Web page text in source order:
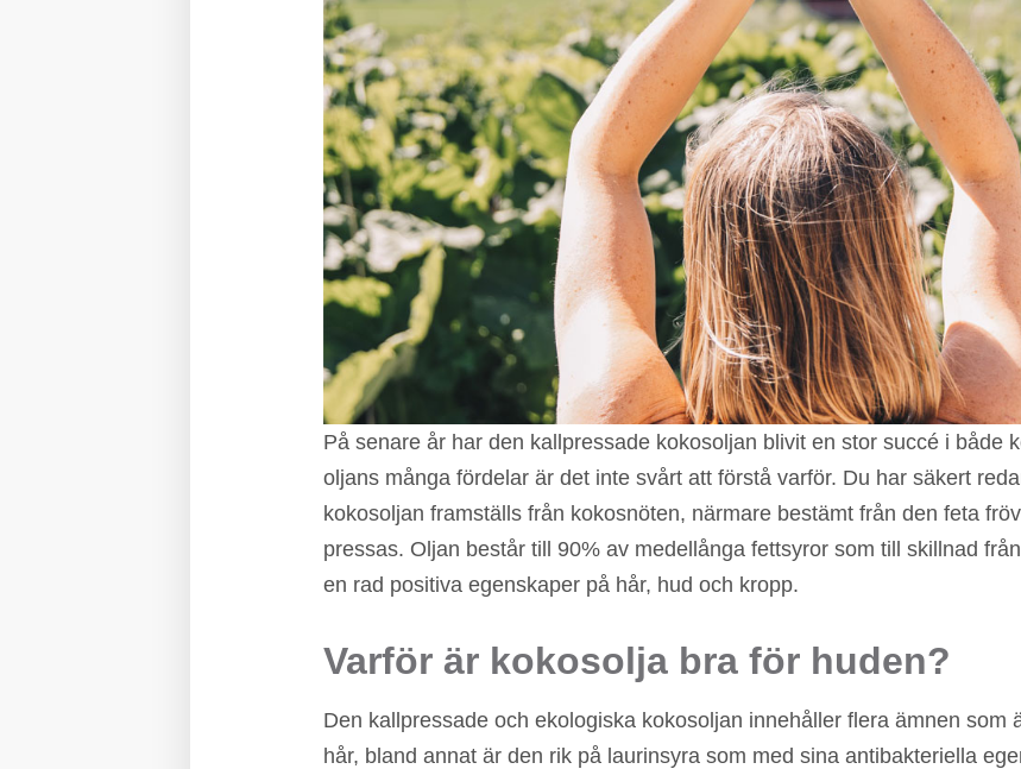
På senare år har den kallpressade kokosoljan blivit en stor succé i både
oljans många fördelar är det inte svårt att förstå varför. Du har säkert
kokosoljan framställs från kokosnöten, närmare bestämt från den feta
pressas. Oljan består till 90% av medellånga fettsyror som till skillnad
en rad positiva egenskaper på hår, hud och kropp.
Varför är kokosolja bra för huden?
Den kallpressade och ekologiska kokosoljan innehåller flera ämnen som
hår, bland annat är den rik på laurinsyra som med sina antibakteriella